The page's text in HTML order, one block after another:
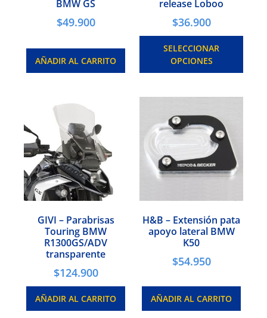
BMW GS
$49.900
AÑADIR AL CARRITO
release Loboo
$36.900
SELECCIONAR
OPCIONES
GIVI – Parabrisas
Touring BMW
R1300GS/ADV
transparente
$124.900
AÑADIR AL CARRITO
H&B – Extensión pata
apoyo lateral BMW
K50
$54.950
AÑADIR AL CARRITO